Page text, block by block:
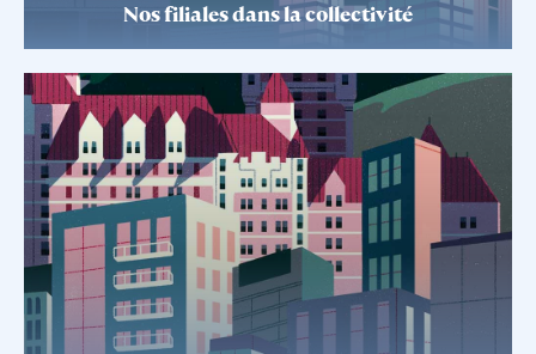
Nos filiales dans la collectivité